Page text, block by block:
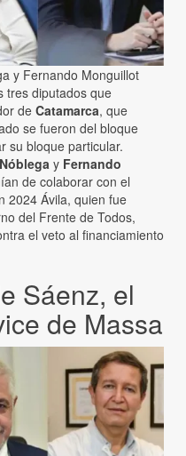
y Fernando Monguillot
tres diputados que
deCatamarca, que
se fueron del bloque
su bloque particular.
y Fernando
de colaborar con el
2024 Ávila, quien fue
del Frente de Todos,
el veto al financiamiento
Sáenz, el
de Massa